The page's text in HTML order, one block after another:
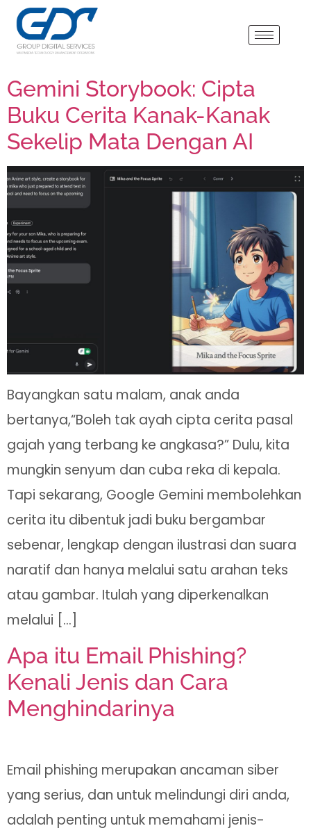
Gemini Storybook: Cipta
Buku Cerita Kanak-Kanak
Sekelip Mata Dengan AI
Bayangkan satu malam, anak anda
bertanya,“Boleh tak ayah cipta cerita pasal
gajah yang terbang ke angkasa?” Dulu, kita
mungkin senyum dan cuba reka di kepala.
Tapi sekarang, Google Gemini membolehkan
cerita itu dibentuk jadi buku bergambar
sebenar, lengkap dengan ilustrasi dan suara
naratif dan hanya melalui satu arahan teks
atau gambar. Itulah yang diperkenalkan
melalui […]
Apa itu Email Phishing?
Kenali Jenis dan Cara
Menghindarinya
Email phishing merupakan ancaman siber
yang serius, dan untuk melindungi diri anda,
adalah penting untuk memahami jenis-